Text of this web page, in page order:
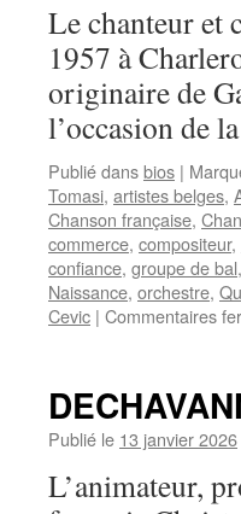
Le chanteur et
1957 à
originaire de
l’occasion de
Publié dansbios |
Tomasi, artistes belges,
Chanson française,
commerce, compositeur,
confiance, groupe de bal,
Naissance, orchestre,
Cevic | Commentaires
Publié le 13 janvier 2026
L’animateur,